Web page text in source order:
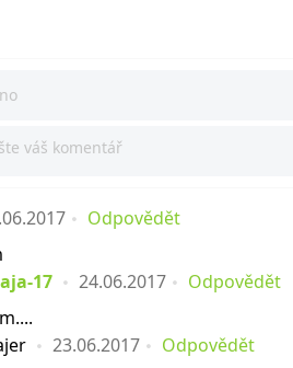
Odpovědět
17
24.06.2017
Odpovědět
23.06.2017
Odpovědět